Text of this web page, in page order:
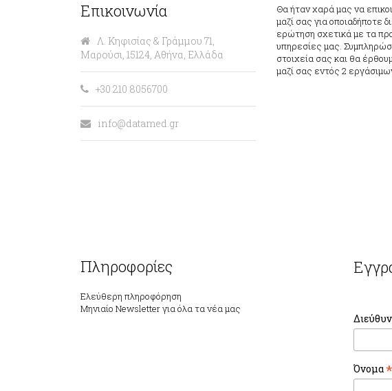
Επικοινωνία
Λ. Κηφισίας & Γράμμου 71,
Μαρούσι, 15124, Αθήνα, Ελλάδα
+30 210 8056700
info@datamed.gr
Θα ήταν χαρά μας να
μαζί σας για οποιαδήποτε
ερώτηση σχετικά με τα
υπηρεσίες μας.
στοιχεία σας και θα
μαζί σας εντός 2
Πληροφορίες
Ελεύθερη πληροφόρηση
Μηνιαίο Newsletter για όλα τα νέα μας